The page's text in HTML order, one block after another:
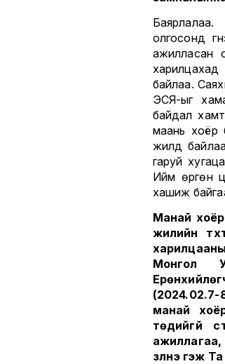
олгосонд
ажилласан
байлаа.
ЭСЯ-ыг
байдал
маань хоёр
жилүүд
гаруй
Ийм өргөн
хашиж
Манай
жилийн
Монгол
(2024.02.7-
манай
төдийгүй
үзүүлнэ гэж